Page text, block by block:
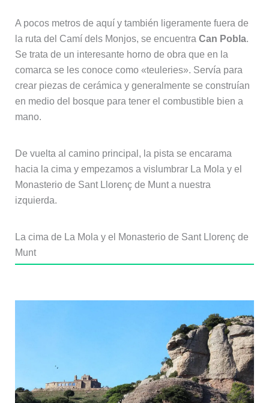
A pocos metros de aquí y también ligeramente fuera de
la ruta del Camí dels Monjos, se encuentra Can Pobla.
Se trata de un interesante horno de obra que en la
comarca se les conoce como «teuleries». Servía para
crear piezas de cerámica y generalmente se construían
en medio del bosque para tener el combustible bien a
mano.
De vuelta al camino principal, la pista se encarama
hacia la cima y empezamos a vislumbrar La Mola y el
Monasterio de Sant Llorenç de Munt a nuestra
izquierda.
La cima de La Mola y el Monasterio de Sant Llorenç de
Munt